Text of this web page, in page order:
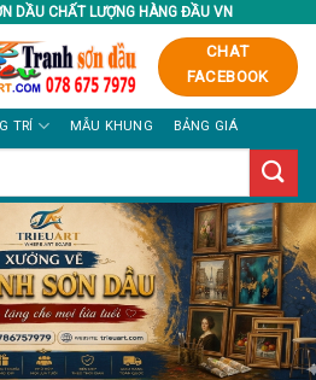
DẦU CHẤT LƯỢNG HÀNG ĐẦU VN
CHAT
FACEBOOK
TRÍ MẪU KHUNG BẢNG GIÁ